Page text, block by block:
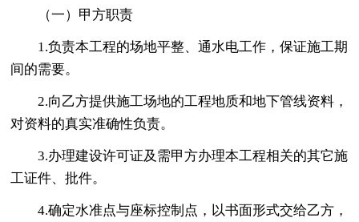
（一）甲方职责
1.负责本工程的场地平整、通水电工作，保证施工期
间的需要。
2.向乙方提供施工场地的工程地质和地下管线资料，
对资料的真实准确性负责。
3.办理建设许可证及需甲方办理本工程相关的其它施
工证件、批件。
4.确定水准点与座标控制点，以书面形式交给乙方，